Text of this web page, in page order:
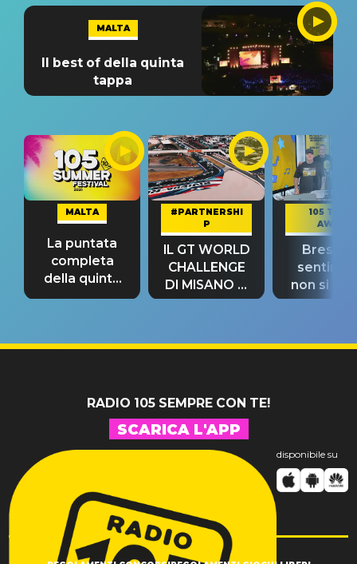
MALTA
Il best of della quinta
tappa
MALTA
La puntata
completa
della quinta
tappa
#PARTNERSHI
P
IL GT WORLD
CHALLENGE
DI MISANO si
riconferma
105 TAKE
AWAY
Bresh:
non si
fino alla
RADIO 105 SEMPRE CON TE!
SCARICA L'APP
disponibile su